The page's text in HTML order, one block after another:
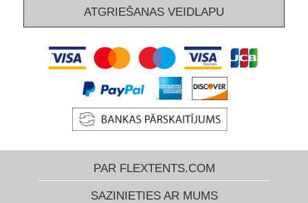
ATGRIEŠANAS VEIDLAPU
PAR FLEXTENTS.COM
SAZINIETIES AR MUMS